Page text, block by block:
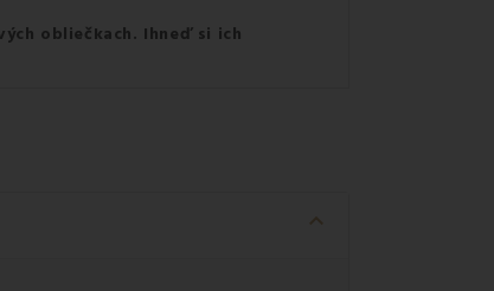
obliečkach. Ihneď si ich
keyboard_arrow_down